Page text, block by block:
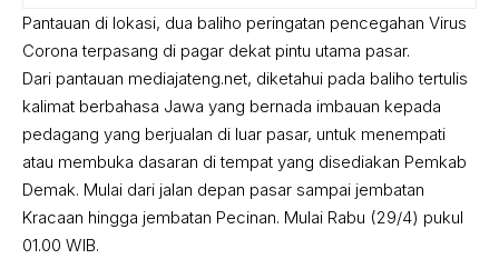
Pantauan di lokasi, dua baliho peringatan pencegahan Virus
Corona terpasang di pagar dekat pintu utama pasar.
Dari pantauan mediajateng.net, diketahui pada baliho tertulis
kalimat berbahasa Jawa yang bernada imbauan kepada
pedagang yang berjualan di luar pasar, untuk menempati
atau membuka dasaran di tempat yang disediakan Pemkab
Demak. Mulai dari jalan depan pasar sampai jembatan
Kracaan hingga jembatan Pecinan. Mulai Rabu (29/4) pukul
01.00 WIB.